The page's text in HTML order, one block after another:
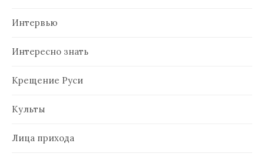
Интервью
Интересно знать
Крещение Руси
Культы
Лица прихода